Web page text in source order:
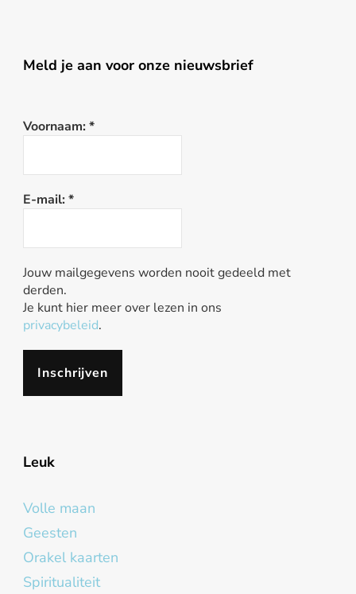
Meld je aan voor onze nieuwsbrief
Voornaam: *
E-mail: *
Jouw mailgegevens worden nooit gedeeld met
derden.
Je kunt hier meer over lezen in ons
privacybeleid.
Leuk
Volle maan
Geesten
Orakel kaarten
Spiritualiteit